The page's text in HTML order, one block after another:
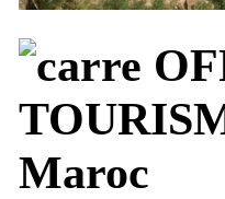
Maroc